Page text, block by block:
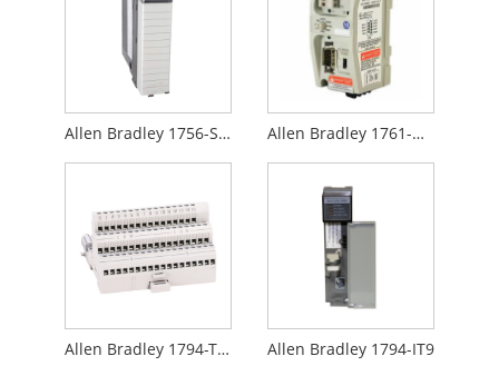
Allen Bradley 1756-SYNCH Allen Bradley 1761-NET-AIC
Allen Bradley 1794-TB3 Allen Bradley 1794-IT9